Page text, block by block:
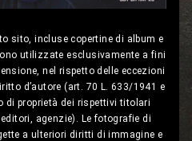
sito, incluse copertine di album e
utilizzate esclusivamente a fini
nel rispetto delle eccezioni
d’autore (art. 70 L. 633/1941 e
di proprietà dei rispettivi titolari
agenzie). Le fotografie di
a ulteriori diritti di immagine e